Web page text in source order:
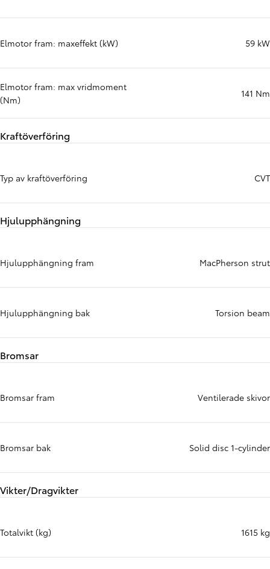
Elmotor fram: maxeffekt (kW) 59 kW
Elmotor fram: max vridmoment
(Nm)
141 Nm
Kraftöverföring
Typ av kraftöverföring CVT
Hjulupphängning
Hjulupphängning fram MacPherson strut
Hjulupphängning bak Torsion beam
Bromsar
Bromsar fram Ventilerade skivor
Bromsar bak Solid disc 1-cylinder
Vikter/Dragvikter
Totalvikt (kg) 1615 kg